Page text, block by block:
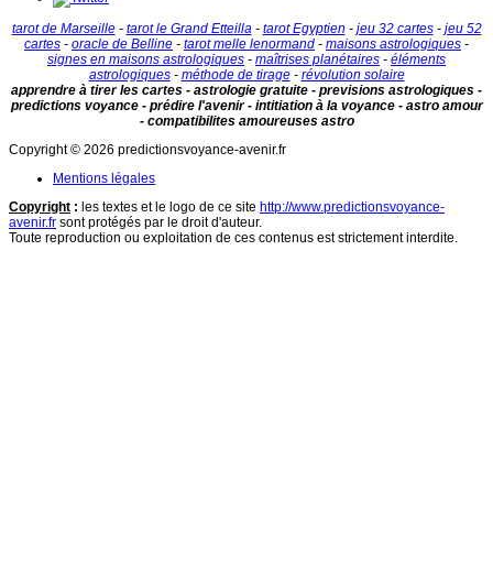
tarot de Marseille- tarot le Grand Etteilla- tarot Egyptien - jeu 32 cartes- jeu 52
cartes - oracle de Belline - tarot melle lenormand - maisons astrologiques -
signes en maisons astrologiques - maîtrises planétaires - éléments
astrologiques- méthode de tirage- révolution solaire
apprendre à tirer les cartes - astrologie gratuite - previsions astrologiques -
predictions voyance - prédire l'avenir - intitiation à la voyance - astro amour
- compatibilites amoureuses astro
Copyright © 2026 predictionsvoyance-avenir.fr
Mentions légales
Copyright : les textes et le logo de ce site http://www.predictionsvoyance-
avenir.fr sont protégés par le droit d'auteur.
Toute reproduction ou exploitation de ces contenus est strictement interdite.